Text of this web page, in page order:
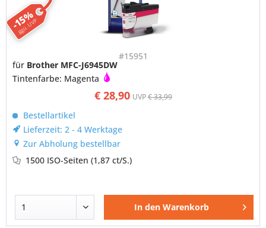
-15%
ggü. UVP
#15951
€ 28,90 UVP€ 33,99
für Brother MFC-J6945DW
Tintenfarbe: Magenta
Bestellartikel
Lieferzeit: 2 - 4 Werktage
Zur Abholung bestellbar
1500 ISO-Seiten(1,87 ct/S.)
In den Warenkorb